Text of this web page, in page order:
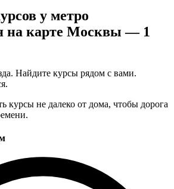
у метро
на карте Москвы — 1
Найдите курсы рядом с вами.
курсы не далеко от дома, чтобы дорога